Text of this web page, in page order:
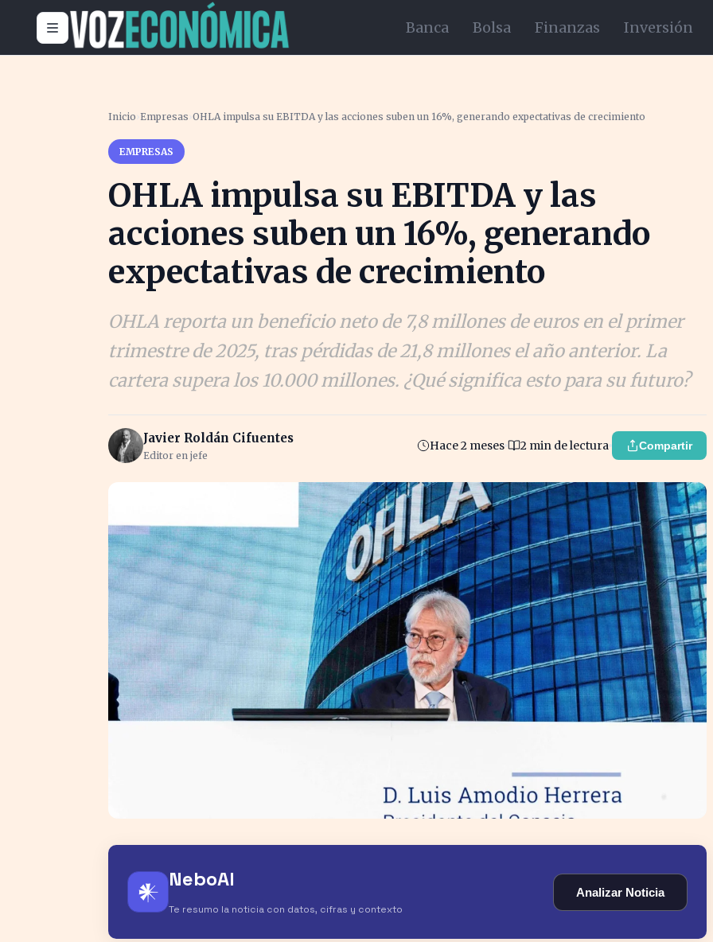
Banca Bolsa Finanzas Inversión
Inicio ›Empresas ›OHLA impulsa su EBITDA y las acciones suben un 16%, generando expectativas de crecimiento
EMPRESAS
OHLA impulsa su EBITDA y las
acciones suben un 16%, generando
expectativas de crecimiento
OHLA reporta un beneficio neto de 7,8 millones de euros en el primer
trimestre de 2025, tras pérdidas de 21,8 millones el año anterior. La
cartera supera los 10.000 millones. ¿Qué significa esto para su futuro?
Javier Roldán Cifuentes
Editor en jefe
Hace 2 meses 2 min de lectura Compartir
𒀭 NeboAI
Te resumo la noticia con datos, cifras y contexto
Analizar Noticia